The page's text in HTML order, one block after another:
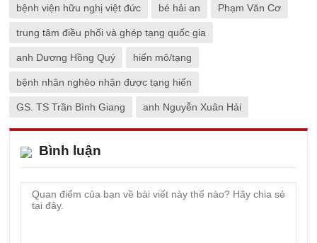
bệnh viện hữu nghị việt đức bé hải an Phạm Văn Cơ
trung tâm điều phối và ghép tạng quốc gia
anh Dương Hồng Quý hiến mô/tạng
bệnh nhân nghèo nhận được tạng hiến
GS. TS Trần Bình Giang anh Nguyễn Xuân Hải
Bình luận